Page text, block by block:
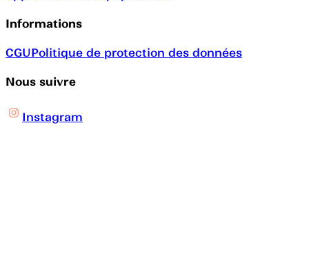
Informations
CGUPolitique de protection des données
Nous suivre
Instagram